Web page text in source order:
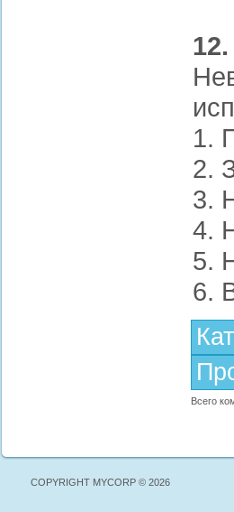
1.
2.
3.
4.
5.
6.
Всего
COPYRIGHT MYCORP © 2026